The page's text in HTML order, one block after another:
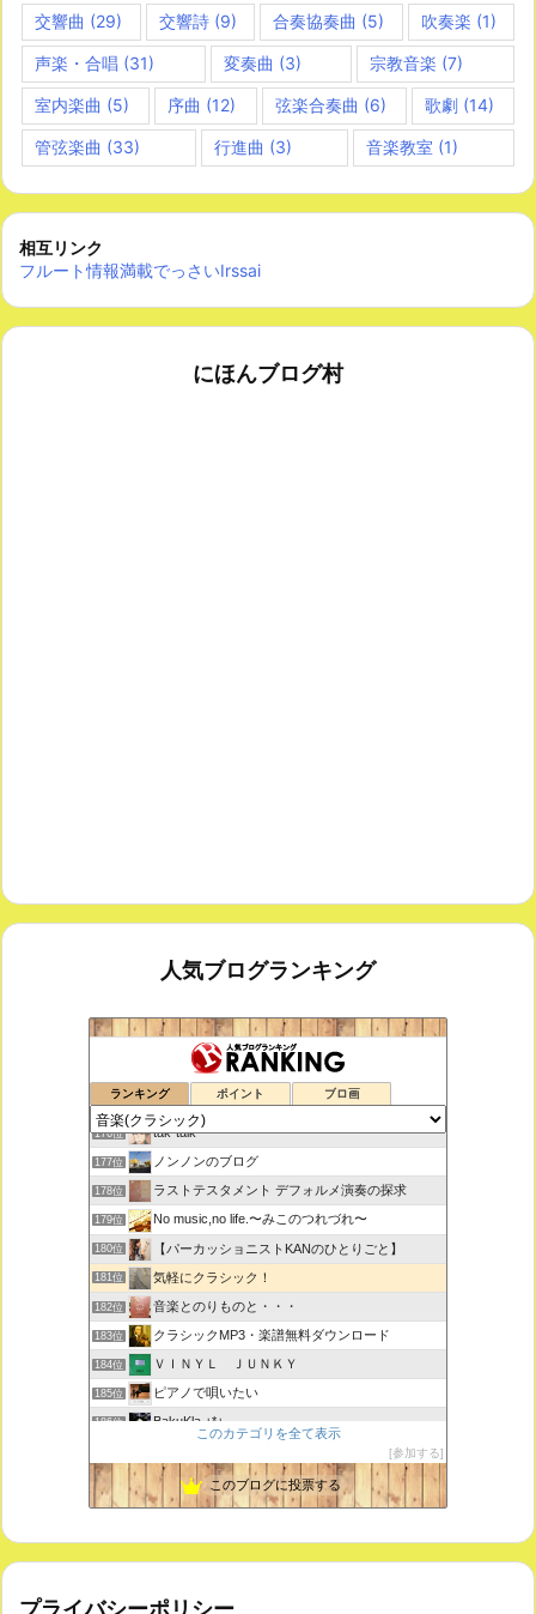
交響曲 (29) 交響詩(9) 合奏協奏曲 (5) 吹奏楽 (1)
声楽・合唱 (31) 変奏曲 (3) 宗教音楽 (7)
室内楽曲 (5) 序曲 (12) 弦楽合奏曲 (6) 歌劇(14)
管弦楽曲 (33) 行進曲 (3) 音楽教室 (1)
相互リンク
フルート情報満載でっさいIrssai
にほんブログ村
人気ブログランキング
ランキング ポイント ブロ画
室内楽コンサート・レッスンいたします
175位 ボチェッリ、イタリア、アモーレ！
176位 tak-talk
177位 ノンノンのブログ
178位 ラストテスタメント デフォルメ演奏の探求
179位 No music,no life.〜みこのつれづれ〜
180位 【パーカッショニストKANのひとりごと】
181位 気軽にクラシック！
182位 音楽とのりものと・・・
183位 クラシックMP3・楽譜無料ダウンロード
184位 ＶＩＮＹＬ ＪＵＮＫＹ
185位 ピアノで唄いたい
186位 BakuKla +*+
188位 ときどき書きます♪
このカテゴリを全て表示
参加する
このブログに投票する
プライバシーポリシー